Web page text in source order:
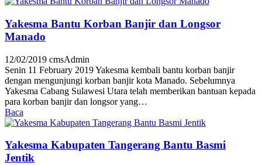
Yakesma Bantu Korban Banjir dan Longsor
Manado
12/02/2019 cmsAdmin
Senin 11 February 2019 Yakesma kembali bantu korban banjir
dengan mengunjungi korban banjir kota Manado. Sebelumnya
Yakesma Cabang Sulawesi Utara telah memberikan bantuan kepada
para korban banjir dan longsor yang…
Baca
Yakesma Kabupaten Tangerang Bantu Basmi
Jentik